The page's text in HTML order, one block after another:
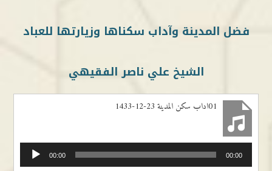
فضل المدينة وآداب سكناها وزيارتها للعباد
الشيخ علي ناصر الفقيهي
01اداب سكن المدينة 23-12-1433
الصوت
00:00 00:00